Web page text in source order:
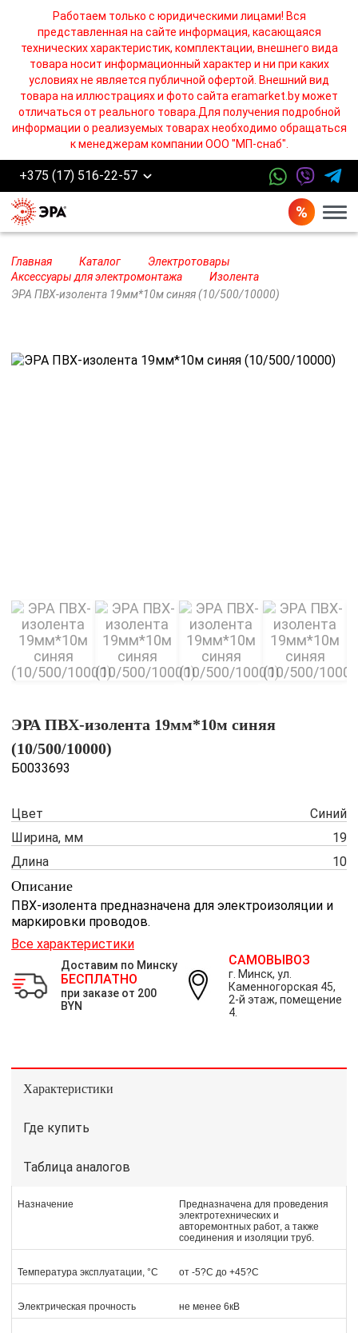
Работаем только с юридическими лицами! Вся
представленная на сайте информация, касающаяся
технических характеристик, комплектации, внешнего вида
товара носит информационный характер и ни при каких
условиях не является публичной офертой. Внешний вид
товара на иллюстрациях и фото сайта eramarket.by может
отличаться от реального товара.Для получения подробной
информации о реализуемых товарах необходимо обращаться
к менеджерам компании ООО "МП-снаб".
+375 (17) 516-22-57
Главная Каталог
Электротовары
Аксессуары для электромонтажа
Изолента
ЭРА ПВХ-изолента 19мм*10м синяя (10/500/10000)
ЭРА ПВХ-изолента 19мм*10м синяя
(10/500/10000)
Б0033693
Цвет
Синий
Ширина, мм
19
Длина
10
Описание
ПВХ-изолента предназначена для электроизоляции и
маркировки проводов.
Все характеристики
Доставим по Минску
БЕСПЛАТНО
при заказе от 200
BYN
САМОВЫВОЗ
г. Минск, ул.
Каменногорская 45,
2-й этаж, помещение
4.
Характеристики
Где купить
Таблица аналогов
Назначение
Предназначена для проведения
электротехнических и
авторемонтных работ, а также
соединения и изоляции труб.
Температура эксплуатации, °С от -5?С до +45?С
Электрическая прочность не менее 6кВ